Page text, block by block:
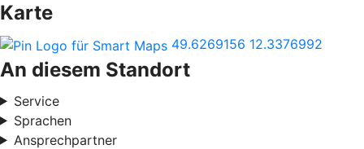
Karte
49.6269156 12.3376992
An diesem Standort
Service
Sprachen
Ansprechpartner